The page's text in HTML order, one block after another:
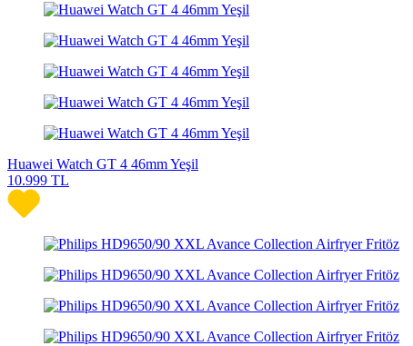
Huawei Watch GT 4 46mm Yeşil
10.999 TL